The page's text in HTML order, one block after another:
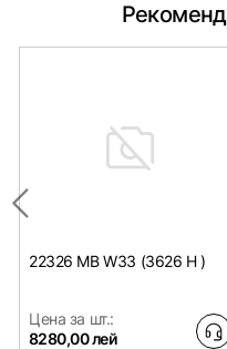
22326 MB W33 (3626 H )
Цена за шт.:
8280,00 лей